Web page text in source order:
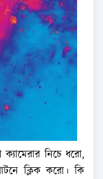
নিচে ধরো,
ক্লিক করো। কি